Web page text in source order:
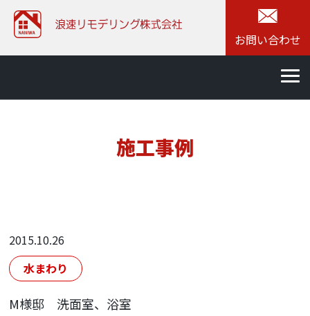
お問い合わせ
施工事例
2015.10.26
水まわり
M様邸 洗面室、浴室